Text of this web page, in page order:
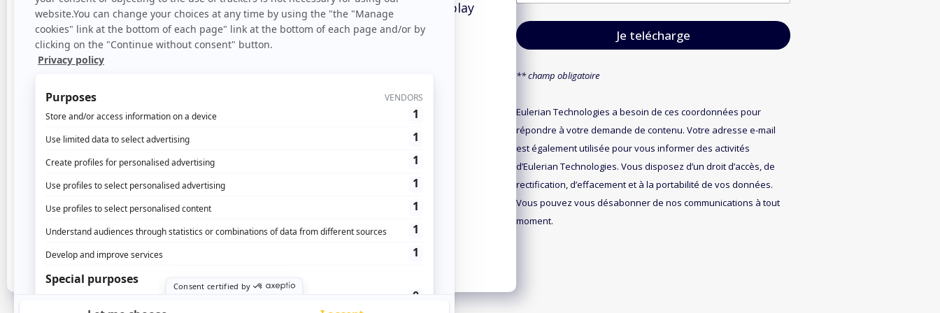
réduire les délais de conversions, ou encore fidéliser sa clientèle. Le display
englobe cependant l’affichage en ligne au sens large.
Vos budgets sont-ils dépensés auprès des bonnes audiences ?
Temps de lecture : 10 min
m
N
a
e
i
l
Je telécharge
** champ obligatoire
Eulerian Technologies a besoin de ces coordonnées pour
répondre à votre demande de contenu. Votre adresse e-mail
est également utilisée pour vous informer des activités
d’Eulerian Technologies. Vous disposez d’un droit d’accès, de
rectification, d’effacement et à la portabilité de vos données.
Vous pouvez vous désabonner de nos communications à tout
moment.